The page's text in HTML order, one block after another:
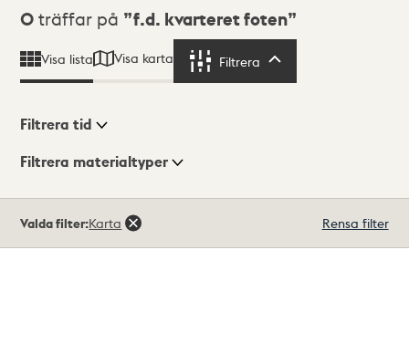
Sökresultat
0 träffar på f.d. kvarteret foten
Visa lista Visa karta Filtrera
Visningsläge
Filtrera tid
Filtrera materialtyper
träffar
Valda filter:Karta Rensa filter